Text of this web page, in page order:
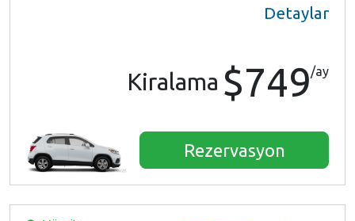
Detaylar
Kiralama $749/ay
Rezervasyon